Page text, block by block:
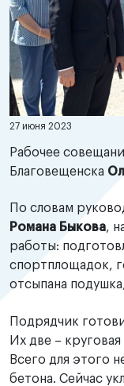
27 июня 2023
Рабочее
Благовещенска
По словам
Романа Быкова,
работы:
спортплощадок,
отсыпана
Подрядчик
Их две –
Всего для этого
бетона. Сейчас